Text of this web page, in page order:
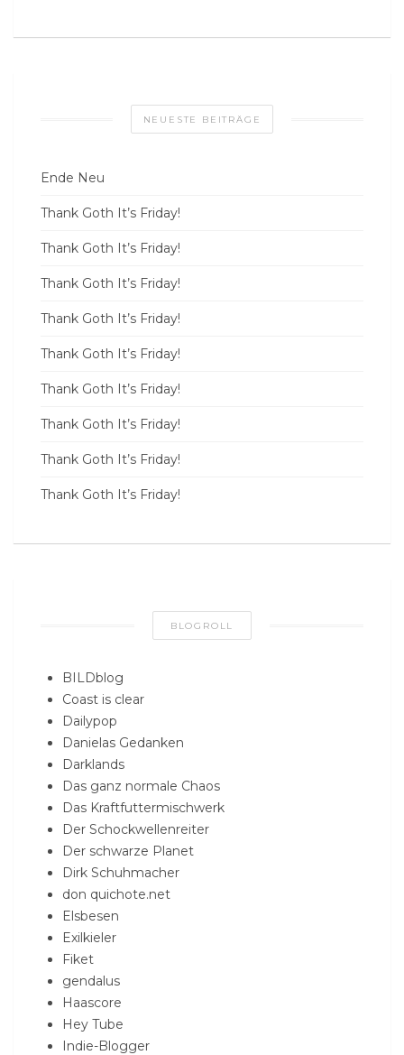
NEUESTE BEITRÄGE
Ende Neu
Thank Goth It’s Friday!
Thank Goth It’s Friday!
Thank Goth It’s Friday!
Thank Goth It’s Friday!
Thank Goth It’s Friday!
Thank Goth It’s Friday!
Thank Goth It’s Friday!
Thank Goth It’s Friday!
Thank Goth It’s Friday!
BLOGROLL
BILDblog
Coast is clear
Dailypop
Danielas Gedanken
Darklands
Das ganz normale Chaos
Das Kraftfuttermischwerk
Der Schockwellenreiter
Der schwarze Planet
Dirk Schuhmacher
don quichote.net
Elsbesen
Exilkieler
Fiket
gendalus
Haascore
Hey Tube
Indie-Blogger